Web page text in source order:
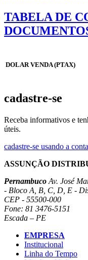
TABELA DE
DOLAR VENDA (PTAX)
cadastre-se
Receba informativos e
úteis.
cadastre-se usando a
ASSUNÇÃO
Pernambuco Av. José
- Bloco A, B, C, D, E -
CEP - 55500-000
Fone: 81 3476-5151
Escada – PE
EMPRESA
Institucional
Linha do Tempo